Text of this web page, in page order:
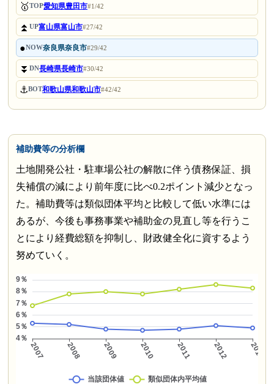
🥇TOP愛知県豊田市#1/42
⏫UP富山県富山市#27/42
●NOW奈良県奈良市#29/42
⏬DN長崎県長崎市#30/42
⚓BOT和歌山県和歌山市#42/42
補助費等の分析欄
土地開発公社・駐車場公社の解散に伴う債務保証、損
失補償の減により前年度に比べ0.2ポイント減少となっ
た。補助費等は類似団体平均と比較して低い水準には
あるが、今後も事務事業や補助金の見直し等を行うこ
とにより経費総額を抑制し、財政健全化に資するよう
努めていく。